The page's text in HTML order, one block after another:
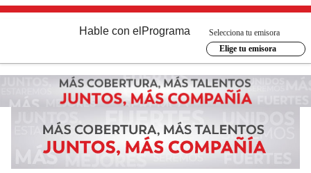
Hable con el Programa
Selecciona tu emisora
Elige tu emisora